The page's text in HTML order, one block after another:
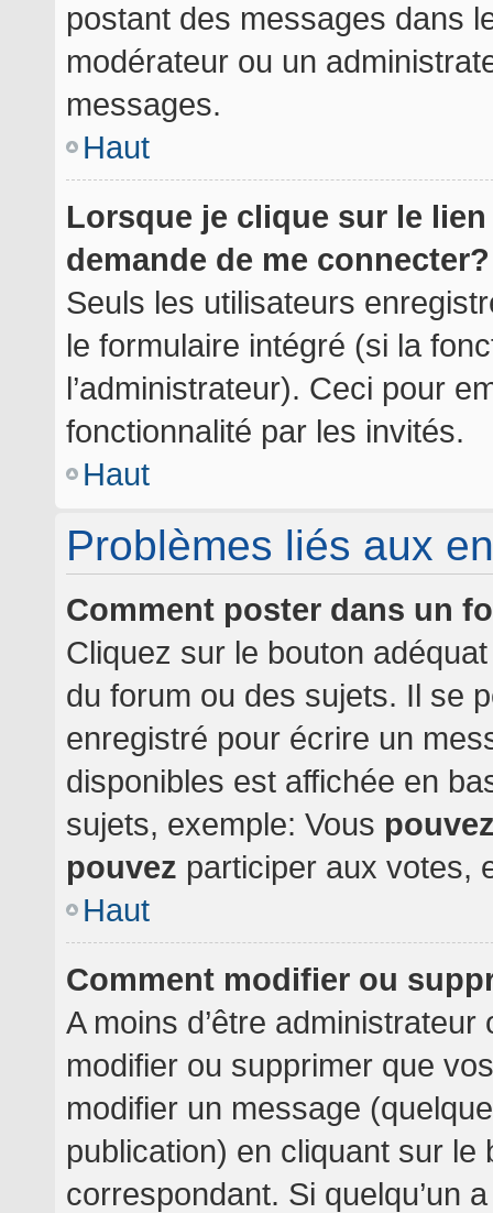
postant des messages dans
modérateur ou un
messages.
Haut
Lorsque je clique sur le
demande de me connecter?
Seuls les utilisateurs
le formulaire intégré (si la
l’administrateur). Ceci pour
fonctionnalité par les invités.
Haut
Problèmes liés aux
Comment poster dans un
Cliquez sur le bouton
du forum ou des sujets. Il se
enregistré pour écrire un
disponibles est affichée en
sujets, exemple: Vous
pouvez participer aux votes,
Haut
Comment modifier ou
A moins d’être
modifier ou supprimer que
modifier un message
publication) en cliquant sur le
correspondant. Si quelqu’un